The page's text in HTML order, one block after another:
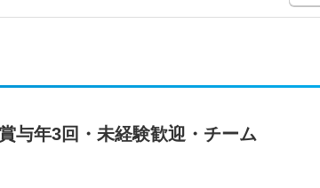
与年3回・未経験歓迎・チーム